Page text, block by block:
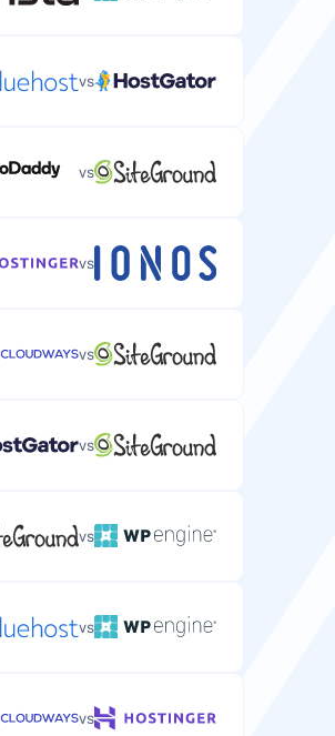
vs
vs
vs
vs
vs
vs
vs
vs